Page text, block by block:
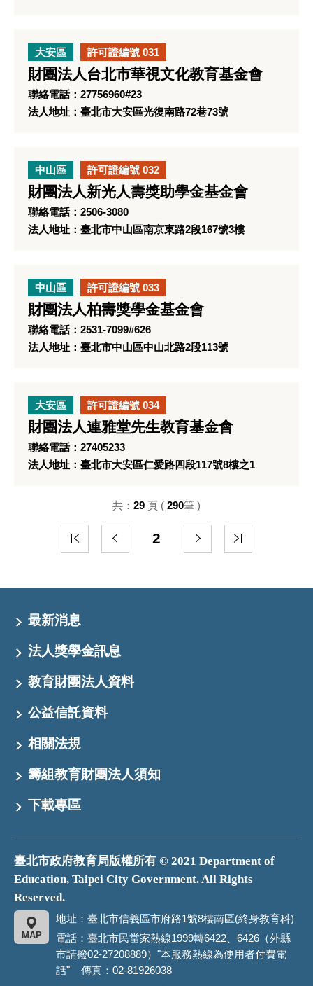
大安區 許可證編號 031
財團法人台北市華視文化教育基金會
聯絡電話：27756960#23
法人地址：臺北市大安區光復南路72巷73號
中山區 許可證編號 032
財團法人新光人壽獎助學金基金會
聯絡電話：2506-3080
法人地址：臺北市中山區南京東路2段167號3樓
中山區 許可證編號 033
財團法人柏壽獎學金基金會
聯絡電話：2531-7099#626
法人地址：臺北市中山區中山北路2段113號
大安區 許可證編號 034
財團法人連雅堂先生教育基金會
聯絡電話：27405233
法人地址：臺北市大安區仁愛路四段117號8樓之1
2
共： 29 頁 ( 290筆 )
最新消息
法人獎學金訊息
教育財團法人資料
公益信託資料
相關法規
籌組教育財團法人須知
下載專區
臺北市政府教育局版權所有 © 2021 Department of
Education, Taipei City Government. All Rights
Reserved.
地址：臺北市信義區市府路1號8樓南區(終身教育科)
MAP
電話：臺北市民當家熱線1999轉6422、6426（外縣
市請撥02-27208889）"本服務熱線為使用者付費電
話" 傳真：02-81926038